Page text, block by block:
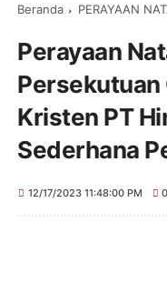
Beranda PERAYAAN
Perayaan
Persekutuan
Kristen PT
Sederhana
12/17/2023 11:48:00 PM